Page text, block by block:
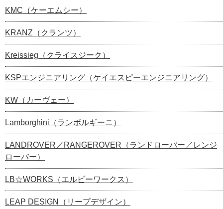
KMC（ケーエムシー）
KRANZ（クランツ）
Kreissieg（クライスジーク）
KSPエンジニアリング（ケイエスピーエンジニアリング）
KW（カーヴェー）
Lamborghini（ランボルギーニ）
LANDROVER／RANGEROVER（ランドローバー／レンジ
ローバー）
LB☆WORKS（エルビーワークス）
LEAP DESIGN（リープデザイン）